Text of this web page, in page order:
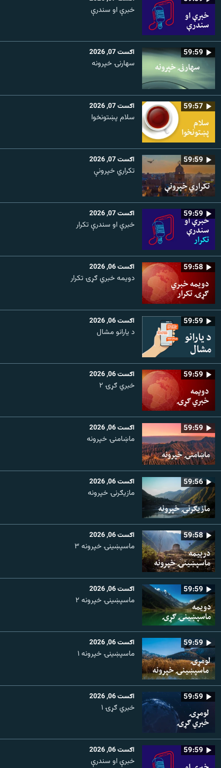
خبرې او سندرې
59:59 اګست 07, 2026
سهارنۍ خپرونه
59:57 اګست 07, 2026
سلام پښتونخوا
59:59 اګست 07, 2026
تکراري خپرونې
59:59 اګست 07, 2026
خبرې او سندرې تکرار
59:58 اګست 06, 2026
دویمه خبري ګړۍ تکرار
59:59 اګست 06, 2026
د یارانو مشال
59:59 اګست 06, 2026
خبري ګړۍ ۲
59:59 اګست 06, 2026
ماښامنۍ خپرونه
59:56 اګست 06, 2026
مازیګرنۍ خپرونه
59:58 اګست 06, 2026
ماسپښینۍ خپرونه ۳
59:59 اګست 06, 2026
ماسپښينۍ خپرونه ۲
59:59 اګست 06, 2026
ماسپښينۍ خپرونه ۱
59:59 اګست 06, 2026
خبري ګړۍ ۱
59:59 اګست 06, 2026
خبرې او سندرې